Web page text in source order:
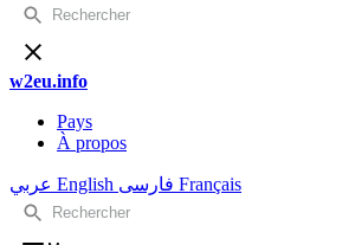
w2eu.info
Pays
À propos
عربي English فارسی Français